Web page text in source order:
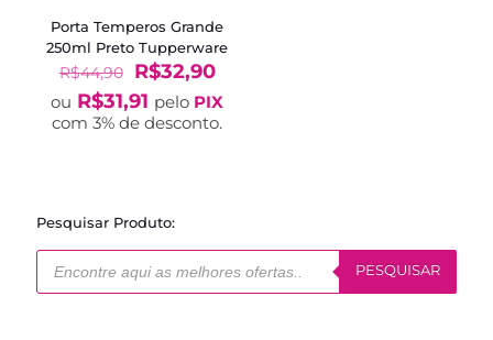
Porta Temperos Grande
250ml Preto Tupperware
R$44,90
O
preço
original
era:
R$32,90O
preço
atual
é:
ou R$31,91 pelo PIX
com 3% de desconto.
Pesquisar Produto:
Pesquisar
produtos
PESQUISAR